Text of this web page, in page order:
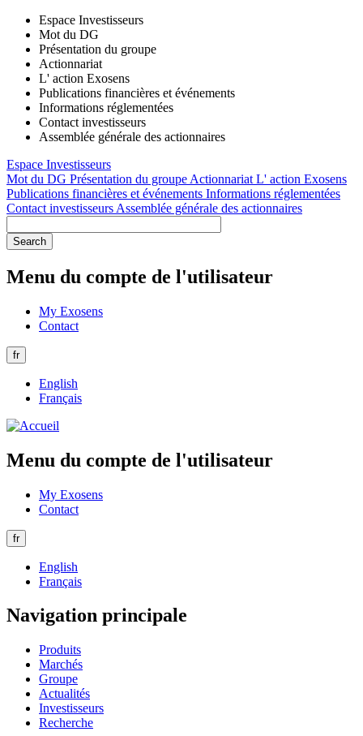
Espace Investisseurs
Mot du DG
Présentation du groupe
Actionnariat
L' action Exosens
Publications financières et événements
Informations réglementées
Contact investisseurs
Assemblée générale des actionnaires
Espace Investisseurs
Mot du DG Présentation du groupe Actionnariat L' action Exosens
Publications financières et événements Informations réglementées
Contact investisseurs Assemblée générale des actionnaires
Menu du compte de l'utilisateur
My Exosens
Contact
fr
English
Français
Menu du compte de l'utilisateur
My Exosens
Contact
fr
English
Français
Navigation principale
Produits
Marchés
Groupe
Actualités
Investisseurs
Recherche